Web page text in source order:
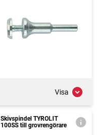
Visa
Skivspindel TYROLIT
100SS till grovrengörare